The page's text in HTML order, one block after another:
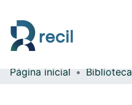
Comunidades & Coleções
Página inicial Biblioteca